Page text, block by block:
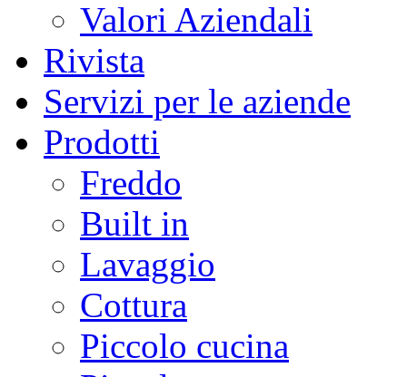
Valori Aziendali
Rivista
Servizi per le aziende
Prodotti
Freddo
Built in
Lavaggio
Cottura
Piccolo cucina